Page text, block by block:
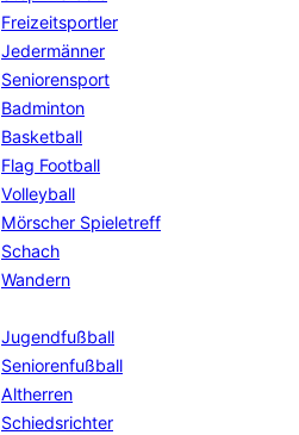
Freizeitsportler
Jedermänner
Seniorensport
Badminton
Basketball
Flag Football
Volleyball
Mörscher Spieletreff
Schach
Wandern
Jugendfußball
Seniorenfußball
Altherren
Schiedsrichter